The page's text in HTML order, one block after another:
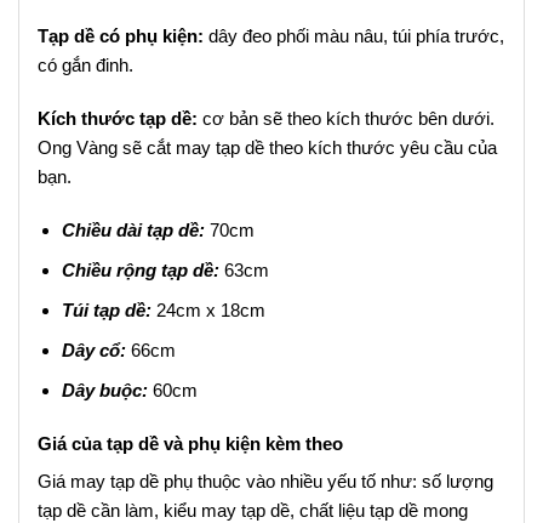
Tạp dề có phụ kiện: dây đeo phối màu nâu, túi phía trước,
có gắn đinh.
Kích thước tạp dề: cơ bản sẽ theo kích thước bên dưới.
Ong Vàng sẽ cắt may tạp dề theo kích thước yêu cầu của
bạn.
Chiều dài tạp dề: 70cm
Chiều rộng tạp dề: 63cm
Túi tạp dề: 24cm x 18cm
Dây cổ: 66cm
Dây buộc: 60cm
Giá của tạp dề và phụ kiện kèm theo
Giá may tạp dề phụ thuộc vào nhiều yếu tố như: số lượng
tạp dề cần làm, kiểu may tạp dề, chất liệu tạp dề mong